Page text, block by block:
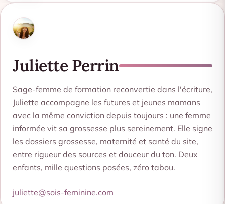
Juliette Perrin
Sage-femme de formation reconvertie dans l'écriture,
Juliette accompagne les futures et jeunes mamans
avec la même conviction depuis toujours : une femme
informée vit sa grossesse plus sereinement. Elle signe
les dossiers grossesse, maternité et santé du site,
entre rigueur des sources et douceur du ton. Deux
enfants, mille questions posées, zéro tabou.
juliette@sois-feminine.com